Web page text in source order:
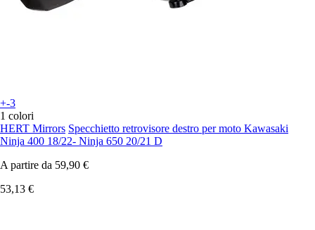
+-3
1 colori
HERT Mirrors Specchietto retrovisore destro per moto Kawasaki
Ninja 400 18/22- Ninja 650 20/21 D
A partire da 59,90 €
53,13 €